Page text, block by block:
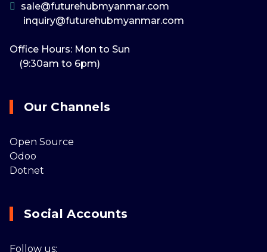
sale@futurehubmyanmar.com
inquiry@futurehubmyanmar.com
Office Hours: Mon to Sun
(9:30am to 6pm)
Our Channels
Open Source
Odoo
Dotnet
Social Accounts
Follow us: